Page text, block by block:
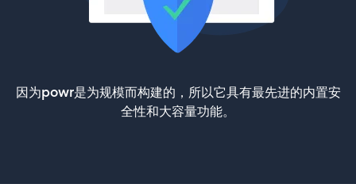
因为powr是为规模而构建的，所以它具有最先进的内置安
全性和大容量功能。